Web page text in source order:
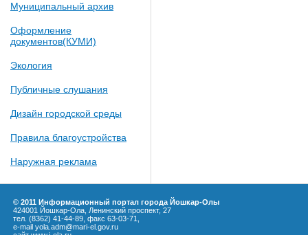
Муниципальный архив
Оформление
документов(КУМИ)
Экология
Публичные слушания
Дизайн городской среды
Правила благоустройства
Наружная реклама
© 2011 Информационный портал города Йошкар-Олы
424001 Йошкар-Ола, Ленинский проспект, 27
тел. (8362) 41-44-89, факс 63-03-71,
e-mail yola.adm@mari-el.gov.ru